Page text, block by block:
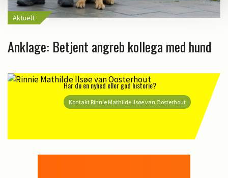
Aktuelt
Anklage: Betjent angreb kollega med hund
Har du en nyhed eller god historie?
Kontakt Rinnie Mathilde Ilsøe van Oosterhout